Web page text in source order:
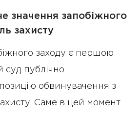
значення запобіжного
захисту
заходу є першою
суд публічно
позицію обвинувачення з
Саме в цей момент